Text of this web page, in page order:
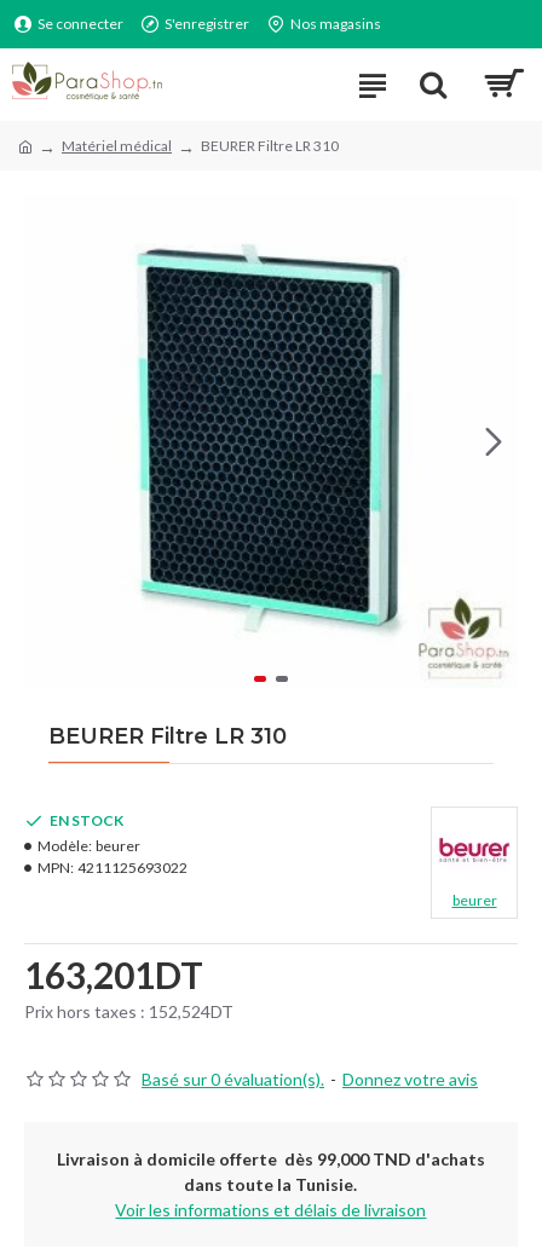
Se connecter S'enregistrer Nos magasins
Matériel médical BEURER Filtre LR 310
BEURER Filtre LR 310
Basé sur 0 évaluation(s). - Donnez votre avis
163,201DT
Prix hors taxes : 152,524DT
EN STOCK
Modèle: beurer
MPN: 4211125693022
beurer
Livraison à domicile offerte dès 99,000 TND d'achats
dans toute la Tunisie.
Voir les informations et délais de livraison